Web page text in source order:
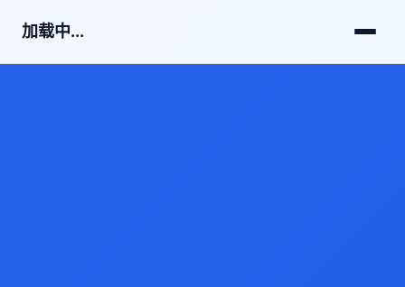
加载中...